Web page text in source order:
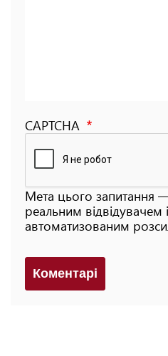
CAPTCHA
Мета цього запитання
реальним відвідувачем
автоматизованим
Коментарi